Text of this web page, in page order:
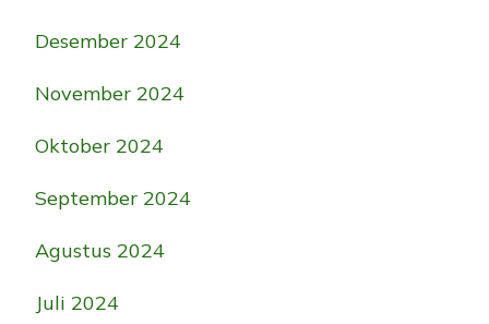
Desember 2024
November 2024
Oktober 2024
September 2024
Agustus 2024
Juli 2024